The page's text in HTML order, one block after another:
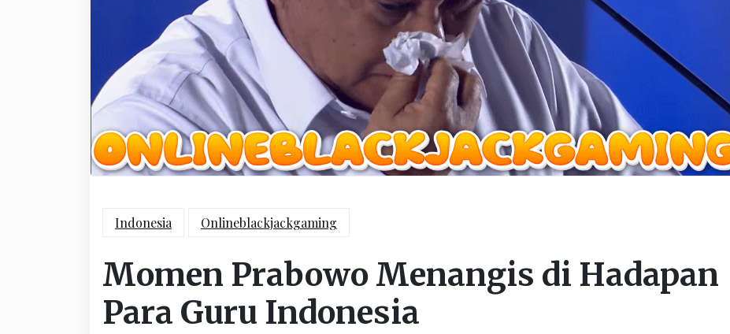
Indonesia Onlineblackjackgaming
Momen Prabowo Menangis di Hadapan
Para Guru Indonesia